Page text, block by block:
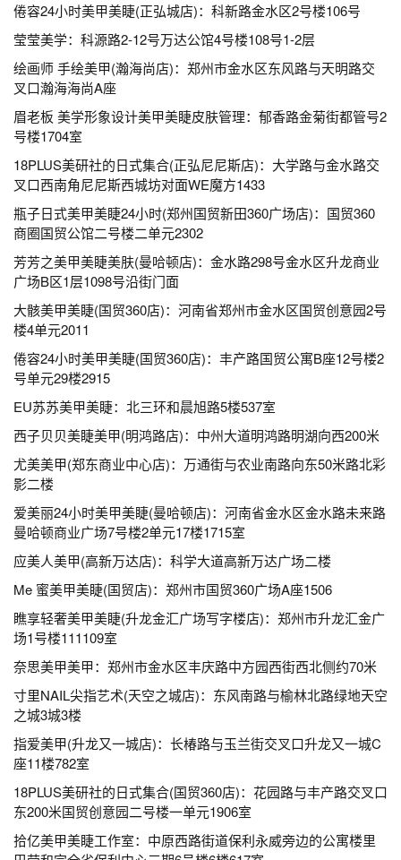
倦容24小时美甲美睫(正弘城店)：科新路金水区2号楼106号
莹莹美学：科源路2-12号万达公馆4号楼108号1-2层
绘画师 手绘美甲(瀚海尚店)：郑州市金水区东风路与天明路交
叉口瀚海海尚A座
眉老板 美学形象设计美甲美睫皮肤管理：郁香路金菊街都管号2
号楼1704室
18PLUS美研社的日式集合(正弘尼尼斯店)：大学路与金水路交
叉口西南角尼尼斯西城坊对面WE魔方1433
瓶子日式美甲美睫24小时(郑州国贸新田360广场店)：国贸360
商圈国贸公馆二号楼二单元2302
芳芳之美甲美睫美肤(曼哈顿店)：金水路298号金水区升龙商业
广场B区1层1098号沿街门面
大骸美甲美睫(国贸360店)：河南省郑州市金水区国贸创意园2号
楼4单元2011
倦容24小时美甲美睫(国贸360店)：丰产路国贸公寓B座12号楼2
号单元29楼2915
EU苏苏美甲美睫：北三环和晨旭路5楼537室
西子贝贝美睫美甲(明鸿路店)：中州大道明鸿路明湖向西200米
尤美美甲(郑东商业中心店)：万通街与农业南路向东50米路北彩
影二楼
爱美丽24小时美甲美睫(曼哈顿店)：河南省金水区金水路未来路
曼哈顿商业广场7号楼2单元17楼1715室
应美人美甲(高新万达店)：科学大道高新万达广场二楼
Me 蜜美甲美睫(国贸店)：郑州市国贸360广场A座1506
瞧享轻奢美甲美睫(升龙金汇广场写字楼店)：郑州市升龙汇金广
场1号楼111109室
奈思美甲美甲：郑州市金水区丰庆路中方园西街西北侧约70米
寸里NAIL尖指艺术(天空之城店)：东风南路与榆林北路绿地天空
之城3城3楼
指爱美甲(升龙又一城店)：长椿路与玉兰街交叉口升龙又一城C
座11楼782室
18PLUS美研社的日式集合(国贸360店)：花园路与丰产路交叉口
东200米国贸创意园二号楼一单元1906室
拾亿美甲美睫工作室：中原西路街道保利永威旁边的公寓楼里